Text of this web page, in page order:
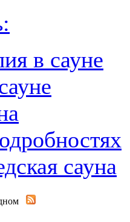
в сауне
сауна